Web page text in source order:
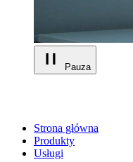
Pauza
Strona główna
Produkty
Usługi